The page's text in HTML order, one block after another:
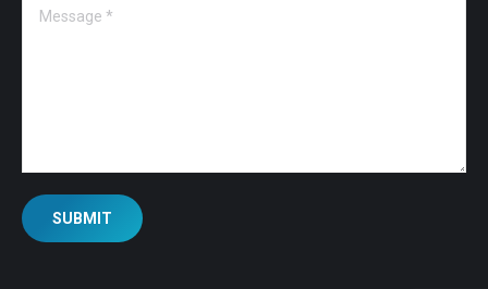
Message *
SUBMIT